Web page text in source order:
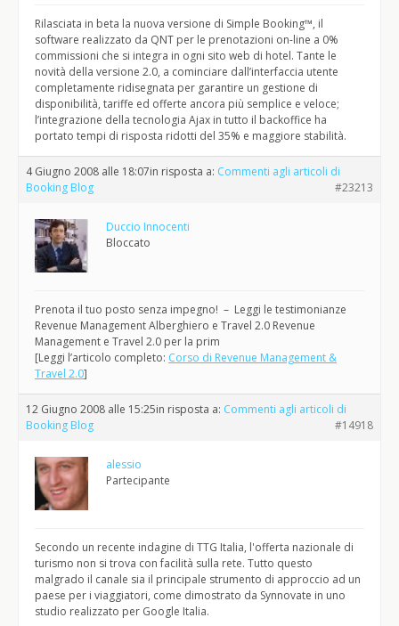
Rilasciata in beta la nuova versione di Simple Booking™, il
software realizzato da QNT per le prenotazioni on-line a 0%
commissioni che si integra in ogni sito web di hotel. Tante le
novità della versione 2.0, a cominciare dall’interfaccia utente
completamente ridisegnata per garantire un gestione di
disponibilità, tariffe ed offerte ancora più semplice e veloce;
l’integrazione della tecnologia Ajax in tutto il backoffice ha
portato tempi di risposta ridotti del 35% e maggiore stabilità.
4 Giugno 2008 alle 18:07in risposta a: Commenti agli articoli di
Booking Blog
#23213
Duccio Innocenti
Bloccato
Prenota il tuo posto senza impegno! – Leggi le testimonianze
Revenue Management Alberghiero e Travel 2.0 Revenue
Management e Travel 2.0 per la prim
[Leggi l’articolo completo: Corso di Revenue Management &
Travel 2.0]
12 Giugno 2008 alle 15:25in risposta a: Commenti agli articoli di
Booking Blog
#14918
alessio
Partecipante
Secondo un recente indagine di TTG Italia, l'offerta nazionale di
turismo non si trova con facilità sulla rete. Tutto questo
malgrado il canale sia il principale strumento di approccio ad un
paese per i viaggiatori, come dimostrato da Synnovate in uno
studio realizzato per Google Italia.